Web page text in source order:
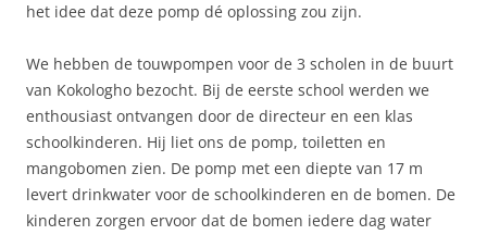
het idee dat deze pomp dé oplossing zou zijn.
We hebben de touwpompen voor de 3 scholen in de buurt
van Kokologho bezocht. Bij de eerste school werden we
enthousiast ontvangen door de directeur en een klas
schoolkinderen. Hij liet ons de pomp, toiletten en
mangobomen zien. De pomp met een diepte van 17 m
levert drinkwater voor de schoolkinderen en de bomen. De
kinderen zorgen ervoor dat de bomen iedere dag water